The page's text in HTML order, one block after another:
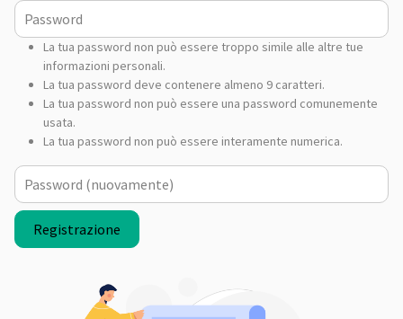
Password
La tua password non può essere troppo simile alle altre tue
informazioni personali.
La tua password deve contenere almeno 9 caratteri.
La tua password non può essere una password comunemente
usata.
La tua password non può essere interamente numerica.
Password (nuovamente)
Registrazione